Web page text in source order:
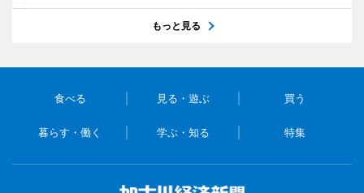
もっと見る
食べる 見る・遊ぶ 買う
暮らす・働く 学ぶ・知る 特集